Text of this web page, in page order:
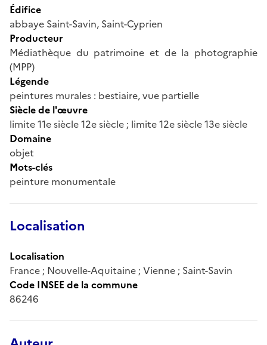
Édifice
abbaye Saint-Savin, Saint-Cyprien
Producteur
Médiathèque du patrimoine et de la photographie
(MPP)
Légende
peintures murales : bestiaire, vue partielle
Siècle de l'œuvre
limite 11e siècle 12e siècle ; limite 12e siècle 13e siècle
Domaine
objet
Mots-clés
peinture monumentale
Localisation
Localisation
France ; Nouvelle-Aquitaine ; Vienne ; Saint-Savin
Code INSEE de la commune
86246